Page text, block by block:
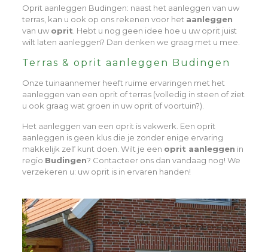
Oprit aanleggen Budingen: naast het aanleggen van uw
terras, kan u ook op ons rekenen voor het aanleggen
van uw oprit . Hebt u nog geen idee hoe u uw oprit juist
wilt laten aanleggen? Dan denken we graag met u mee.
Terras & oprit aanleggen Budingen
Onze tuinaannemer heeft ruime ervaringen met het
aanleggen van een oprit of terras (volledig in steen of ziet
u ook graag wat groen in uw oprit of voortuin?).
Het aanleggen van een oprit is vakwerk. Een oprit
aanleggen is geen klus die je zonder enige ervaring
makkelijk zelf kunt doen. Wilt je een oprit aanleggen in
regio Budingen? Contacteer ons dan vandaag nog! We
verzekeren u: uw oprit is in ervaren handen!